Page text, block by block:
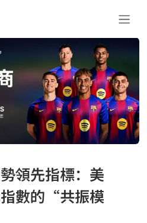
領先指標：美
數的“共振模